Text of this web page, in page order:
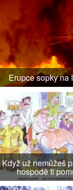
Erupce sopky na
Když už nemůžeš
hospodě ti